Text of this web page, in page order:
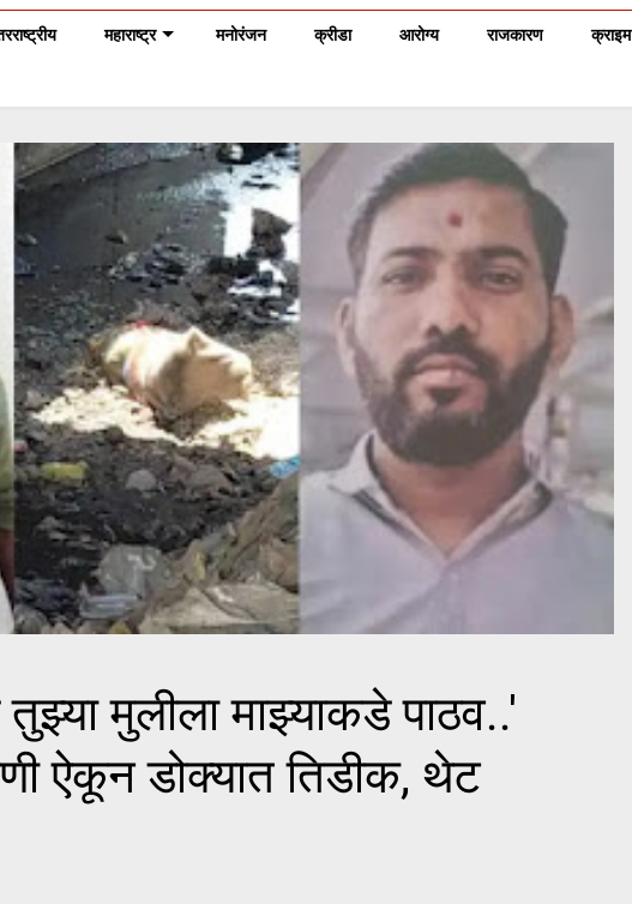
महाराष्ट्र मनोरंजन क्रीडा आरोग्य राजकारण क्राइम
तुझ्या मुलीला माझ्याकडे पाठव..'
ऐकून डोक्यात तिडीक, थेट